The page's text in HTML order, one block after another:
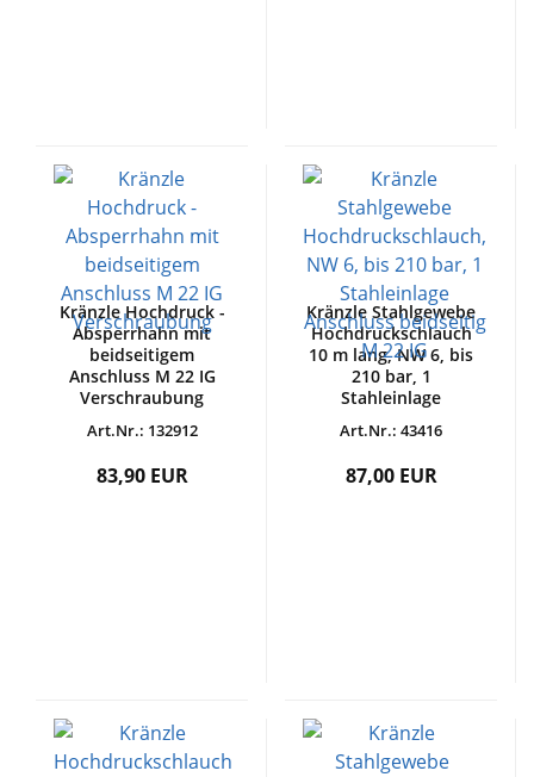
Kränzle Hochdruck -
Absperrhahn mit
beidseitigem
Anschluss M 22 IG
Verschraubung
Art.Nr.: 132912
83,90 EUR
Kränzle Stahlgewebe
Hochdruckschlauch
10 m lang, NW 6, bis
210 bar, 1
Stahleinlage
M 22 IG
Art.Nr.: 43416
87,00 EUR